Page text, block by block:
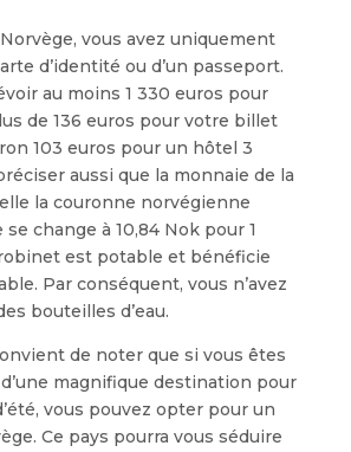
vous avez uniquement
d’identité ou d’un passeport.
au moins 1 330 euros pour
de 136 euros pour votre billet
103 euros pour un hôtel 3
aussi que la monnaie de la
la couronne norvégienne
se change à 10,84 Nok pour 1
robinet est potable et bénéficie
Par conséquent, vous n’avez
bouteilles d’eau.
de noter que si vous êtes
magnifique destination pour
vous pouvez opter pour un
Ce pays pourra vous séduire